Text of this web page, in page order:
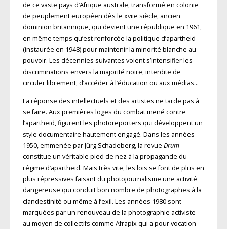
de ce vaste pays d’Afrique australe, transformé en colonie
de peuplement européen dès le xviie siècle, ancien
dominion britannique, qui devient une république en 1961,
en même temps qu’est renforcée la politique d’apartheid
(instaurée en 1948) pour maintenir la minorité blanche au
pouvoir. Les décennies suivantes voient s’intensifier les
discriminations envers la majorité noire, interdite de
circuler librement, d’accéder à l’éducation ou aux médias…
La réponse des intellectuels et des artistes ne tarde pas à
se faire. Aux premières loges du combat mené contre
l’apartheid, figurent les photoreporters qui développent un
style documentaire hautement engagé. Dans les années
1950, emmenée par Jürg Schadeberg, la revue Drum
constitue un véritable pied de nez à la propagande du
régime d’apar­­­theid. Mais très vite, les lois se font de plus en
plus répressives faisant du photojournalisme une activité
dangereuse qui conduit bon nombre de photographes à la
clandestinité ou même à l’exil. Les années 1980 sont
marquées par un renouveau de la photographie activiste
au moyen de collectifs comme Afrapix qui a pour vocation